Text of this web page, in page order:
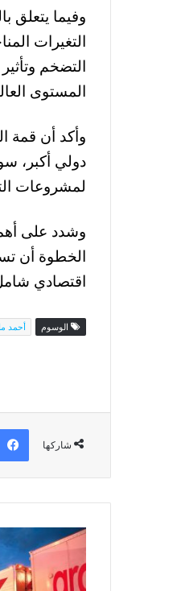
وفيما يتعلق
التغيرات
التضخم
المستوى
وأكد أن قمة
دولي أكبر،
لمشروعات
وشدد على
الخطوة أن
اقتصادي
الوسوم أحمد
شاركها
أسهم
وشركات:
"أرامكس"
رائدة